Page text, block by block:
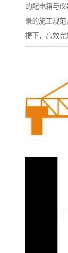
的配电箱与
景的施工规
提下，高效完